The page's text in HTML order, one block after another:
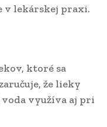
v lekárskej praxi.
ktoré sa
že lieky
využíva aj pri